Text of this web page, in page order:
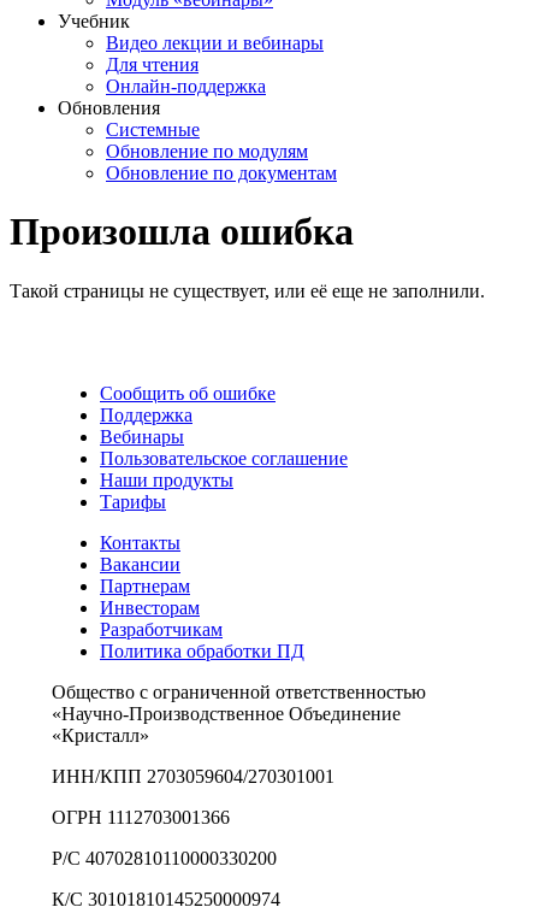
Учебник
Видео лекции и вебинары
Для чтения
Онлайн-поддержка
Обновления
Системные
Обновление по модулям
Обновление по документам
Произошла ошибка
Такой страницы не существует, или её еще не заполнили.
Сообщить об ошибке
Поддержка
Вебинары
Пользовательское соглашение
Наши продукты
Тарифы
Контакты
Вакансии
Партнерам
Инвесторам
Разработчикам
Политика обработки ПД
Общество с ограниченной ответственностью
«Научно-Производственное Объединение
«Кристалл»
ИНН/КПП 2703059604/270301001
ОГРН 1112703001366
Р/С 40702810110000330200
К/С 30101810145250000974